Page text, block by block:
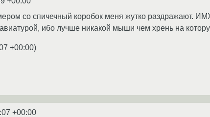
со спичечный коробок меня жутко раздражают.
ибо лучше никакой мыши чем хрень на
+00:00)
+00:00